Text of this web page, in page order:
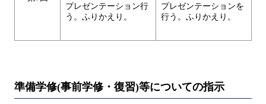
プレゼンテーション行
う。ふりかえり。
プレゼンテーションを
行う。ふりかえり。
準備学修(事前学修・復習)等についての指示